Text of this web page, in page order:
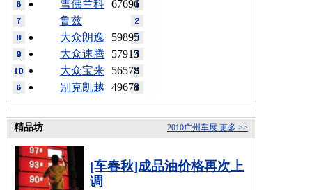
67696
雪佛兰科
鲁兹
59895
大众朗逸
57915
大众速腾
56578
大众宝来
49678
别克凯越
更多 >>
2010广州车展
精品坊
[车春秋]成品油价格再次上
调